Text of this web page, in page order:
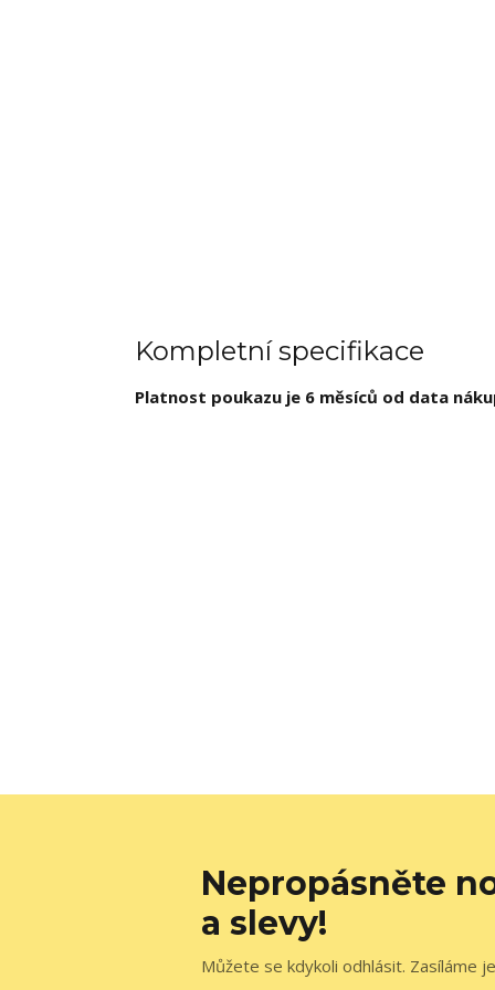
Kompletní specifikace
Platnost poukazu je 6 měsíců od data
Nepropásněte
a slevy!
Můžete se kdykoli odhlásit. Zasíláme